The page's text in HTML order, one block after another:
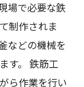
場で必要な鉄
制作されま
などの機械を
す。 鉄筋工
ら作業を行い